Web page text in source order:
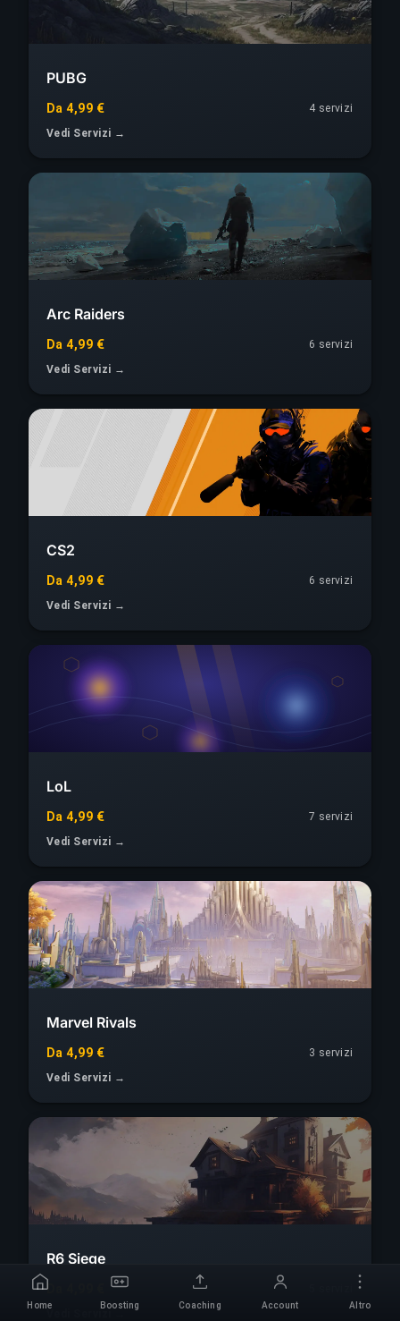
PUBG
Da 4,99 € 4 servizi
Vedi Servizi →
Arc Raiders
Da 4,99 € 6 servizi
Vedi Servizi →
CS2
Da 4,99 € 6 servizi
Vedi Servizi →
LoL
Da 4,99 € 7 servizi
Vedi Servizi →
Marvel Rivals
Da 4,99 € 3 servizi
Vedi Servizi →
R6 Siege
Da 4,99 €
Home Boosting Coaching Account Altro